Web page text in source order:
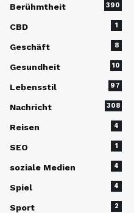
Berühmtheit 390
CBD 1
Geschäft 8
Gesundheit 10
Lebensstil 97
Nachricht 308
Reisen 4
SEO 1
soziale Medien 4
Spiel 4
Sport 2